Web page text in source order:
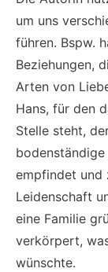
um uns
führen. Bspw.
Beziehungen,
Arten von
Hans, für den
Stelle steht,
empfindet und
Leidenschaft
eine Familie
verkörpert,
wünschte.